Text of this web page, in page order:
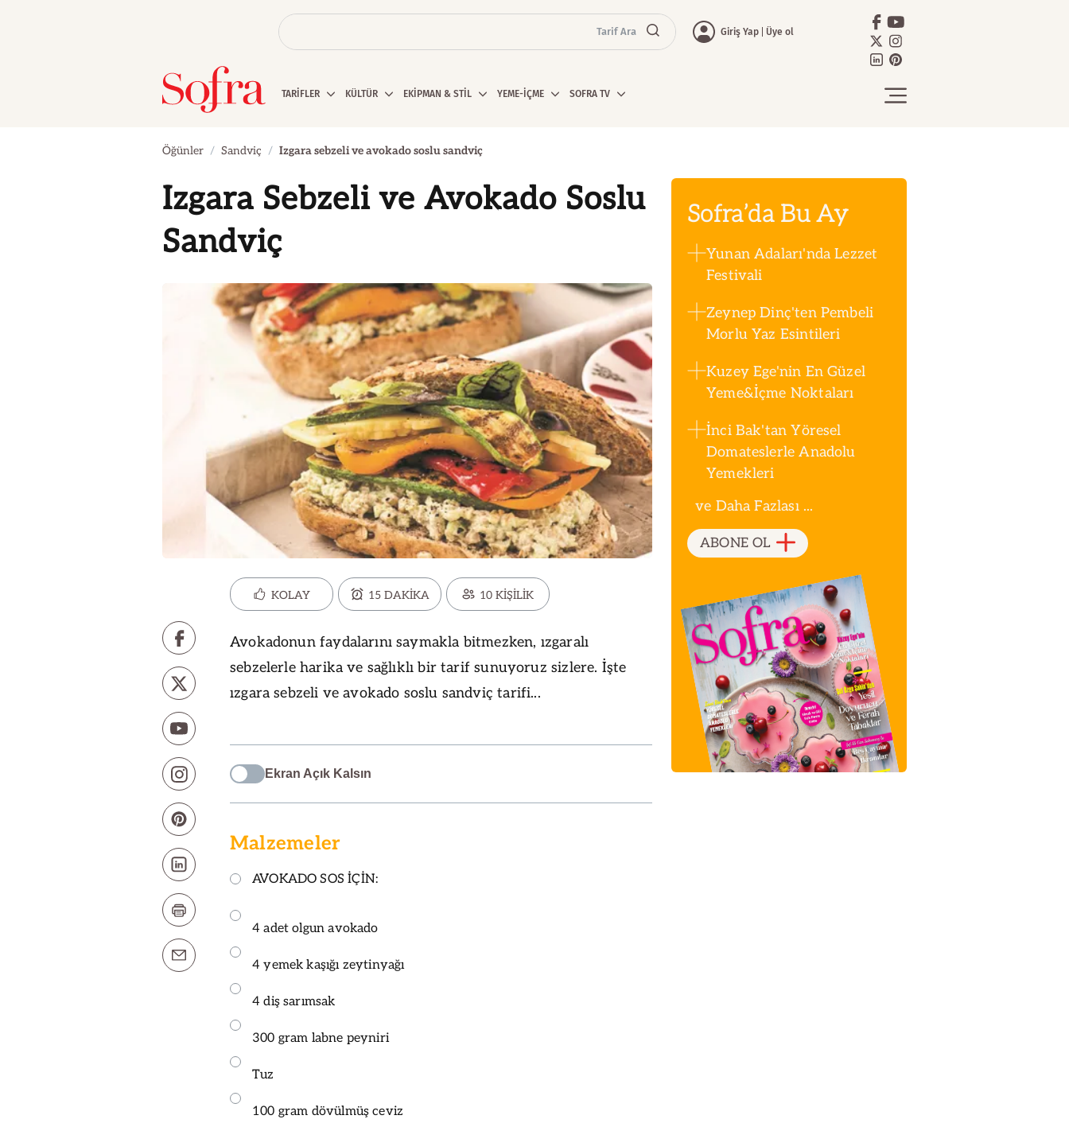
Tarif Ara Giriş Yap Üye ol
TARİFLER KÜLTÜR EKİPMAN & STİL YEME-İÇME SOFRA TV
Öğünler Sandviç Izgara sebzeli ve avokado soslu sandviç
Izgara Sebzeli ve Avokado Soslu
Sandviç
KOLAY 15 DAKİKA 10 KİŞİLİK
Avokadonun faydalarını saymakla bitmezken, ızgaralı
sebzelerle harika ve sağlıklı bir tarif sunuyoruz sizlere. İşte
ızgara sebzeli ve avokado soslu sandviç tarifi...
Ekran Açık Kalsın
Malzemeler
AVOKADO SOS İÇİN:
4 adet olgun avokado
4 yemek kaşığı zeytinyağı
4 diş sarımsak
300 gram labne peyniri
Tuz
100 gram dövülmüş ceviz
Sofra’da Bu Ay
Yunan Adaları'nda Lezzet
Festivali
Zeynep Dinç'ten Pembeli
Morlu Yaz Esintileri
Kuzey Ege'nin En Güzel
Yeme&İçme Noktaları
İnci Bak'tan Yöresel
Domateslerle Anadolu
Yemekleri
ve Daha Fazlası ...
ABONE OL